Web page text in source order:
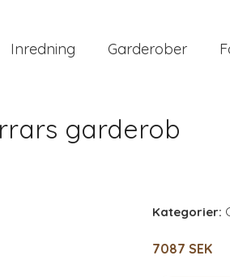
Inredning Garderober
garderob
Kategorier:
7087 SEK